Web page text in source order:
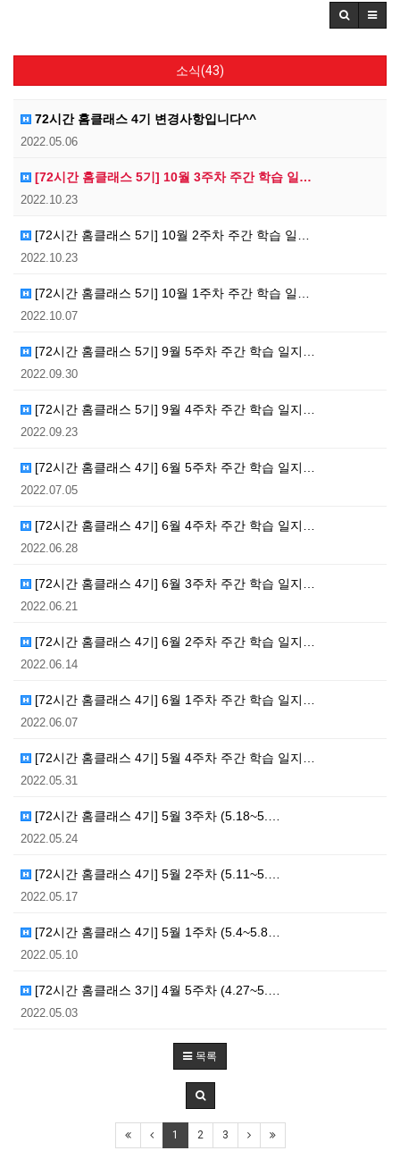
소식(43)
72시간 홈클래스 4기 변경사항입니다^^
2022.05.06
[72시간 홈클래스 5기] 10월 3주차 주간 학습 일…
2022.10.23
[72시간 홈클래스 5기] 10월 2주차 주간 학습 일…
2022.10.23
[72시간 홈클래스 5기] 10월 1주차 주간 학습 일…
2022.10.07
[72시간 홈클래스 5기] 9월 5주차 주간 학습 일지…
2022.09.30
[72시간 홈클래스 5기] 9월 4주차 주간 학습 일지…
2022.09.23
[72시간 홈클래스 4기] 6월 5주차 주간 학습 일지…
2022.07.05
[72시간 홈클래스 4기] 6월 4주차 주간 학습 일지…
2022.06.28
[72시간 홈클래스 4기] 6월 3주차 주간 학습 일지…
2022.06.21
[72시간 홈클래스 4기] 6월 2주차 주간 학습 일지…
2022.06.14
[72시간 홈클래스 4기] 6월 1주차 주간 학습 일지…
2022.06.07
[72시간 홈클래스 4기] 5월 4주차 주간 학습 일지…
2022.05.31
[72시간 홈클래스 4기] 5월 3주차 (5.18~5.…
2022.05.24
[72시간 홈클래스 4기] 5월 2주차 (5.11~5.…
2022.05.17
[72시간 홈클래스 4기] 5월 1주차 (5.4~5.8…
2022.05.10
[72시간 홈클래스 3기] 4월 5주차 (4.27~5.…
2022.05.03
목록
1 2 3